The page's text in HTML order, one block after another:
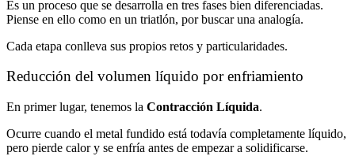
Es un proceso que se desarrolla en tres fases bien diferenciadas.
Piense en ello como en un triatlón, por buscar una analogía.
Cada etapa conlleva sus propios retos y particularidades.
Reducción del volumen líquido por enfriamiento
En primer lugar, tenemos la Contracción Líquida.
Ocurre cuando el metal fundido está todavía completamente líquido,
pero pierde calor y se enfría antes de empezar a solidificarse.